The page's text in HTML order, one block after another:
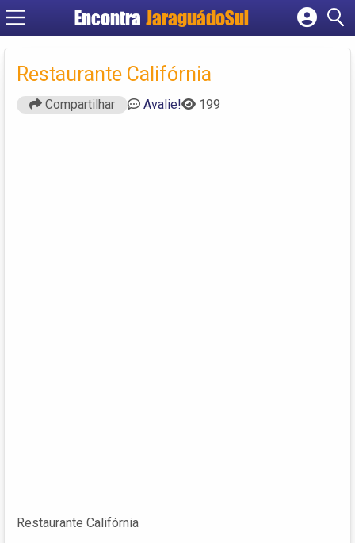
Encontra JaraguádoSul
Cadastrar empresa
Fazer login
Criar conta
Restaurante Califórnia
Compartilhar Avalie! 199
Restaurante Califórnia